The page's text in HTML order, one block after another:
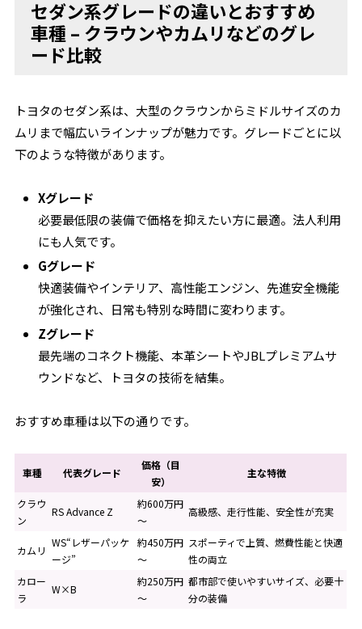
セダン系グレードの違いとおすすめ
車種 – クラウンやカムリなどのグレ
ード比較
トヨタのセダン系は、大型のクラウンからミドルサイズのカ
ムリまで幅広いラインナップが魅力です。グレードごとに以
下のような特徴があります。
Xグレード
必要最低限の装備で価格を抑えたい方に最適。法人利用
にも人気です。
Gグレード
快適装備やインテリア、高性能エンジン、先進安全機能
が強化され、日常も特別な時間に変わります。
Zグレード
最先端のコネクト機能、本革シートやJBLプレミアムサ
ウンドなど、トヨタの技術を結集。
おすすめ車種は以下の通りです。
車種 代表グレード
価格（目
安）
主な特徴
クラウ
ン
RS Advance Z
約600万円
～
高級感、走行性能、安全性が充実
カムリ
WS“レザーパッケ
ージ”
約450万円
～
スポーティで上質、燃費性能と快適
性の両立
カロー
ラ
W×B
約250万円
～
都市部で使いやすいサイズ、必要十
分の装備